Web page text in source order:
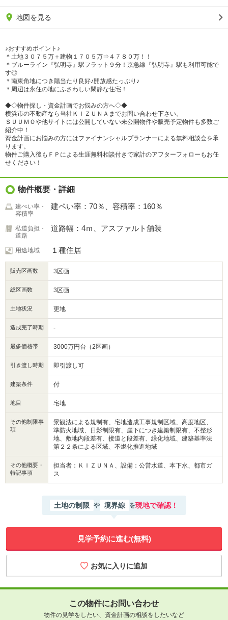
地図を見る
♪おすすめポイント♪
＊土地３０７５万＋建物１７０５万⇒４７８０万！！
＊ブルーライン『弘明寺』駅フラット９分！京急線『弘明寺』駅も利用可能で
す◎
＊南東角地につき陽当たり良好♪開放感たっぷり♪
＊周辺は永住の地にふさわしい閑静な住宅！
◆◇物件探し・資金計画でお悩みの方へ◇◆
横浜市の不動産なら当社ＫＩＺＵＮＡまでお問い合わせ下さい。
ＳＵＵＭＯや他サイトには公開していない未公開物件や販売予定物件も多数ご
紹介中！
資金計画にお悩みの方にはファイナンシャルプランナーによる無料相談会を承
ります。
物件ご購入後もＦＰによる生涯無料相談付きで家計のアフターフォローもお任
せください！
物件概要・詳細
建ぺい率・
容積率
建ペい率：70％、容積率：160％
私道負担・
道路
道路幅：4ｍ、アスファルト舗装
用途地域 １種住居
販売区画数 3区画
総区画数 3区画
土地状況 更地
造成完了時期 -
最多価格帯 3000万円台（2区画）
引き渡し時期 即引渡し可
建築条件 付
地目 宅地
その他制限事
項
景観法による規制有、宅地造成工事規制区域、高度地区、
準防火地域、日影制限有、崖下につき建築制限有、不整形
地、敷地内段差有、接道と段差有、緑化地域、建築基準法
第２２条による区域、不燃化推進地域
その他概要・
特記事項
担当者：ＫＩＺＵＮＡ、設備：公営水道、本下水、都市ガ
ス
土地の制限 や 境界線 を現地で確認！
見学予約に進む(無料)
この物件にお問い合わせ
物件の見学をしたい、資金計画の相談をしたいなど